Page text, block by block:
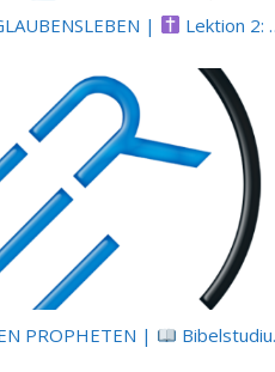
| Lektion 2: Die Botschaft vom Kreuz |
PROPHETEN | Bibelstudium | 05.07.2026 |